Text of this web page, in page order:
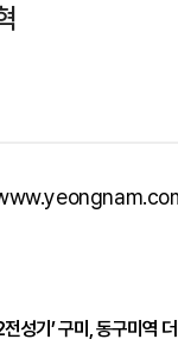
성기’ 구미, 동구미역